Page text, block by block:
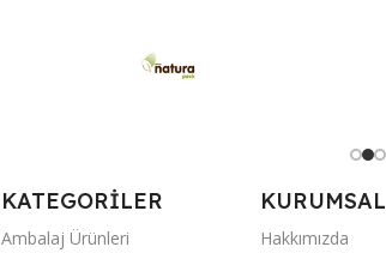
KATEGORİLER
Ambalaj Ürünleri
KURUMSAL
Hakkımızda